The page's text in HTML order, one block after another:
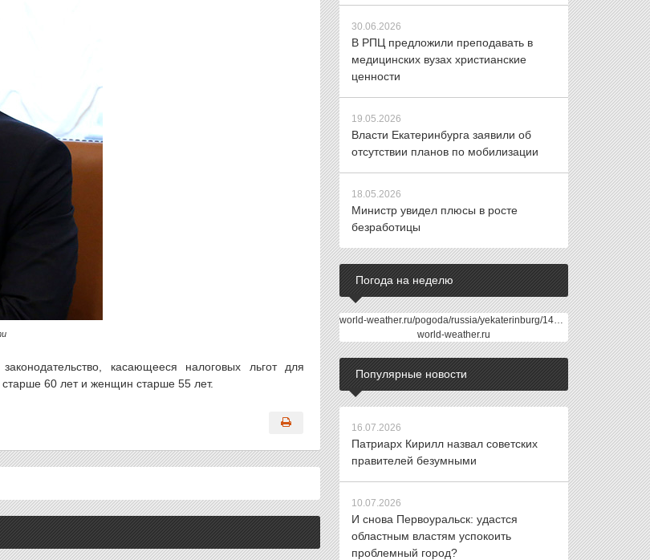
касающееся налоговых льгот для
60 лет и женщин старше 55 лет.
30.06.2026
В РПЦ предложили преподавать в
медицинских вузах христианские
ценности
19.05.2026
Власти Екатеринбурга заявили об
отсутствии планов по мобилизации
18.05.2026
Министр увидел плюсы в росте
безработицы
Погода на неделю
world-weather.ru/pogoda/russia/yekaterinburg/14days/
world-weather.ru
Популярные новости
16.07.2026
Патриарх Кирилл назвал советских
правителей безумными
10.07.2026
И снова Первоуральск: удастся
областным властям успокоить
проблемный город?